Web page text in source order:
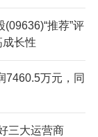
推荐”评
长性
7460.5万元，同
三大运营商